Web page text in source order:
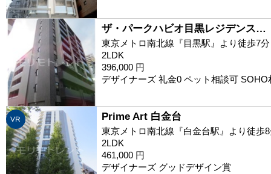
ザ・パークハビオ目黒レジデンス…
東京メトロ南北線『目黒駅』より徒歩7分
2LDK
396,000 円
デザイナーズ 礼金0 ペット相談可 SOHO
VR Prime Art 白金台
東京メトロ南北線『白金台駅』より徒歩
2LDK
461,000 円
デザイナーズ グッドデザイン賞